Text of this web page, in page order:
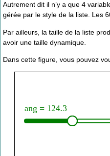
Autrement dit il n’y a que 4
gérée par le style de la liste. Les
Par ailleurs, la taille de la liste
avoir une taille dynamique.
Dans cette figure, vous pouvez